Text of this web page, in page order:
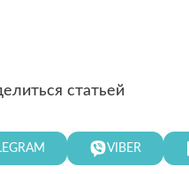
статьей
VIBER